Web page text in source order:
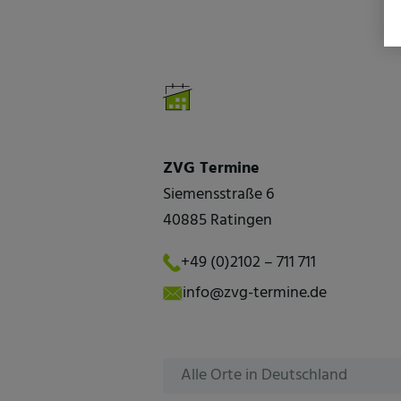
ZVG Termine
Siemensstraße 6
40885 Ratingen
+49 (0)2102 – 711 711
info@zvg-termine.de
Alle Orte in Deutschland